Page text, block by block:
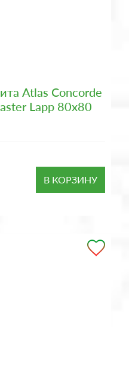
Atlas Concorde
Lapp 80x80
В КОРЗИНУ